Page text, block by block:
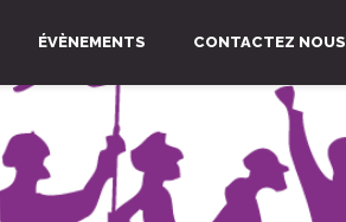
ÉVÈNEMENTS CONTACTEZ NOUS